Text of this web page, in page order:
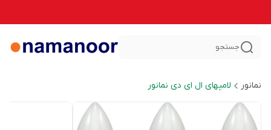
جستجو
نمانور لامپهای ال ای دی نمانور